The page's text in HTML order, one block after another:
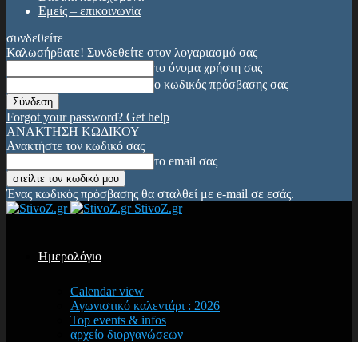
Εμείς – επικοινωνία
συνδεθείτε
Καλωσήρθατε! Συνδεθείτε στον λογαριασμό σας
το όνομα χρήστη σας
ο κωδικός πρόσβασης σας
Forgot your password? Get help
ΑΝΑΚΤΗΣΗ ΚΩΔΙΚΟΥ
Ανακτήστε τον κωδικό σας
το email σας
Ένας κωδικός πρόσβασης θα σταλθεί με e-mail σε εσάς.
StivoZ.gr
Ημερολόγιο
Calendar view
Αγωνιστικό καλεντάρι : 2026
Top events & infos
αρχείο διοργανώσεων